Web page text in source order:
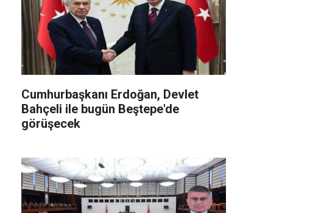
Cumhurbaşkanı Erdoğan, Devlet
Bahçeli ile bugün Beştepe'de
görüşecek